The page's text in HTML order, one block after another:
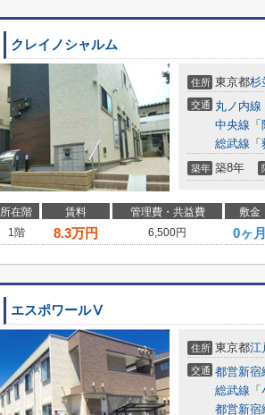
クレイノシャルム
住所 東京都杉
交通 丸ノ内線
中央線 「
総武線 「
築年 築8年
所在階 賃料 管理費・共益費 敷金
1階
8.3万円 6,500円 0ヶ月
エスポワールⅤ
住所 東京都江
交通 都営新宿
総武線 「
都営新宿